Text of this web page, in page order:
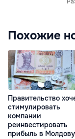
Похожие
Правительство
стимулировать
компании
реинвестировать
прибыль в Молдову